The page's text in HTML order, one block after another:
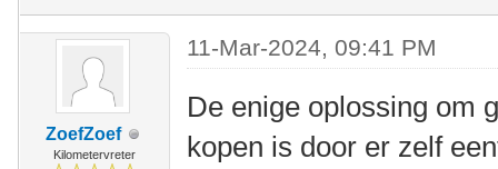
ZoefZoef
Kilometervreter
11-Mar-2024, 09:41 PM
De enige oplossing om
kopen is door er zelf